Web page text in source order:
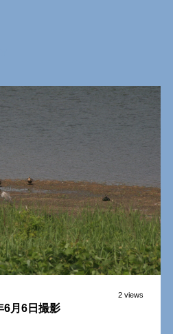
2 views
月6日撮影